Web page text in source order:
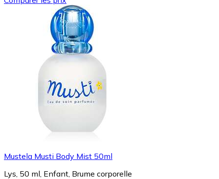
Mustela Musti Body Mist 50ml
Lys, 50 ml, Enfant, Brume corporelle